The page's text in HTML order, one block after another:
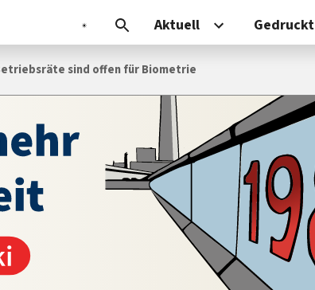
Aktuell Gedruckt
sind offen für Biometrie